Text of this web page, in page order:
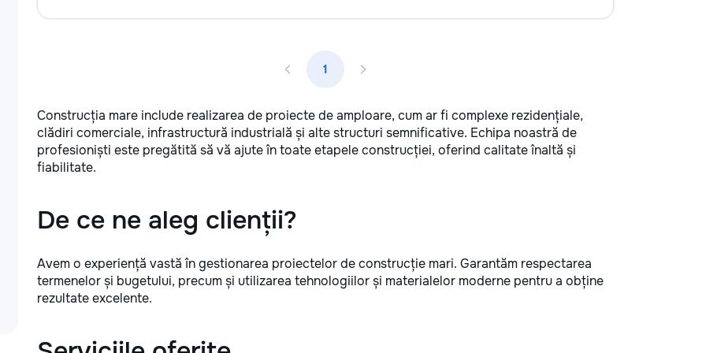
1
Construcția mare include realizarea de proiecte de amploare, cum ar fi complexe rezidențiale,
clădiri comerciale, infrastructură industrială și alte structuri semnificative. Echipa noastră de
profesioniști este pregătită să vă ajute în toate etapele construcției, oferind calitate înaltă și
fiabilitate.
De ce ne aleg clienții?
Avem o experiență vastă în gestionarea proiectelor de construcție mari. Garantăm respectarea
termenelor și bugetului, precum și utilizarea tehnologiilor și materialelor moderne pentru a obține
rezultate excelente.